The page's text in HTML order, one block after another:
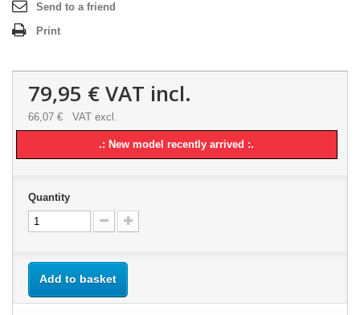
Send to a friend
Print
79,95 €VAT incl.
66,07 € VAT excl.
.: New model recently arrived :.
Quantity
Add to basket